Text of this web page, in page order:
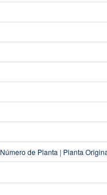
Número de Planta | Planta